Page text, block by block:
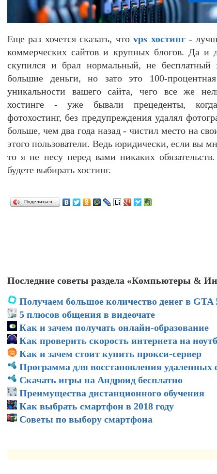
Еще раз хочется сказать, чтоvps хостинг-
коммерческих сайтов и крупных блогов. Да и
скупился и брал нормальный, не
большие деньги, но зато это 100-
уникальности вашего сайта, чего все же
хостинге - уже бывали прецеденты,
фотохостинг, без предупреждения удалял
больше, чем два года назад - чистил место на
этого пользователи. Ведь юридически, если вы
то я не несу перед вами никаких
будете выбирать хостинг.
Поделиться…
Последние советы раздела «Компьютеры &
Получаем большое количество денег в GTA
5 плюсов общения в видеочате
Как и зачем получать онлайн-образование
Как проверить скорость интернета на
Как и зачем стоит купить прокси-сервер
Программа для восстановления удаленных
Скачать игры на Андроид бесплатно
Преимущества дистанционного обучения
Как выбрать смартфон в 2018 году
Советы по выбору смартфона